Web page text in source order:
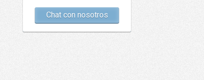
Chat con nosotros